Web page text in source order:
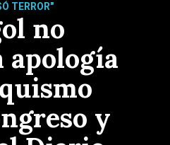
TERROR"
no
apología
y